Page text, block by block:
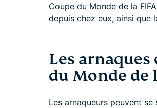
Coupe du Monde de la
depuis chez eux, ainsi que
Les
du Monde de
Les arnaqueurs peuvent